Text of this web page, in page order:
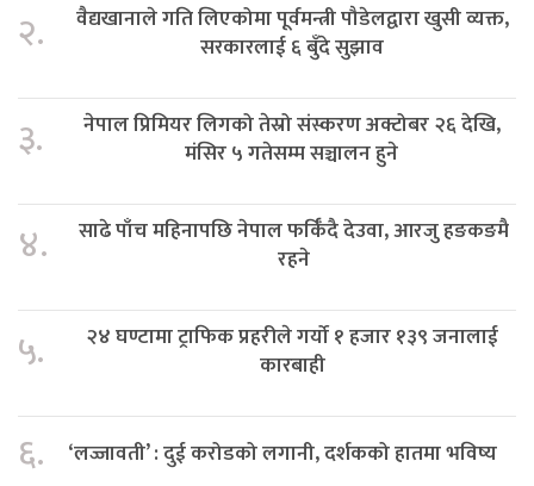
२.
वैद्यखानाले गति लिएकोमा पूर्वमन्त्री पौडेलद्वारा खुसी व्यक्त,
सरकारलाई ६ बुँदे सुझाव
३.
नेपाल प्रिमियर लिगको तेस्रो संस्करण अक्टोबर २६ देखि,
मंसिर ५ गतेसम्म सञ्चालन हुने
४.
साढे पाँच महिनापछि नेपाल फर्किँदै देउवा, आरजु हङकङमै
रहने
५.
२४ घण्टामा ट्राफिक प्रहरीले गर्यो १ हजार १३९ जनालाई
कारबाही
६. ‘लज्जावती’ : दुई करोडको लगानी, दर्शकको हातमा भविष्य